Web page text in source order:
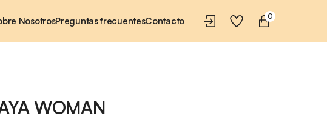
NosotrosPreguntas frecuentesContacto 0
WOMAN